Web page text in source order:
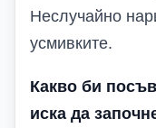
Неслучайно
усмивките.
Какво би
иска да